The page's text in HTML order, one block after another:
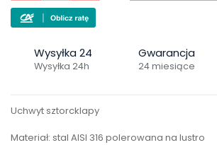
Wysyłka 24
Wysyłka 24h
Gwarancja
24 miesiące
Uchwyt sztorcklapy
Materiał: stal AISI 316 polerowana na lustro